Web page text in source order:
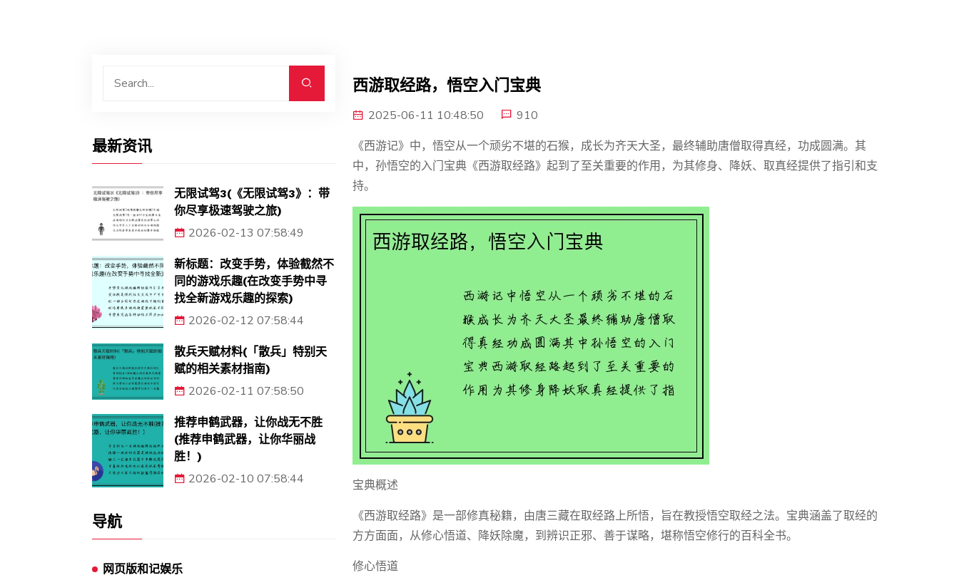
最新资讯
无限试驾3(《无限试驾3》：带
你尽享极速驾驶之旅)
2026-02-13 07:58:49
新标题：改变手势，体验截然不
同的游戏乐趣(在改变手势中寻
找全新游戏乐趣的探索)
2026-02-12 07:58:44
散兵天赋材料(「散兵」特别天
赋的相关素材指南)
2026-02-11 07:58:50
推荐申鹤武器，让你战无不胜
(推荐申鹤武器，让你华丽战
胜！)
2026-02-10 07:58:44
导航
网页版和记娱乐
西游取经路，悟空入门宝典
2025-06-11 10:48:50
910
《西游记》中，悟空从一个顽劣不堪的石猴，成长为齐天大圣，最终辅助唐僧取得真经，功成圆满。其
中，孙悟空的入门宝典《西游取经路》起到了至关重要的作用，为其修身、降妖、取真经提供了指引和支
持。
宝典概述
《西游取经路》是一部修真秘籍，由唐三藏在取经路上所悟，旨在教授悟空取经之法。宝典涵盖了取经的
方方面面，从修心悟道、降妖除魔，到辨识正邪、善于谋略，堪称悟空修行的百科全书。
修心悟道